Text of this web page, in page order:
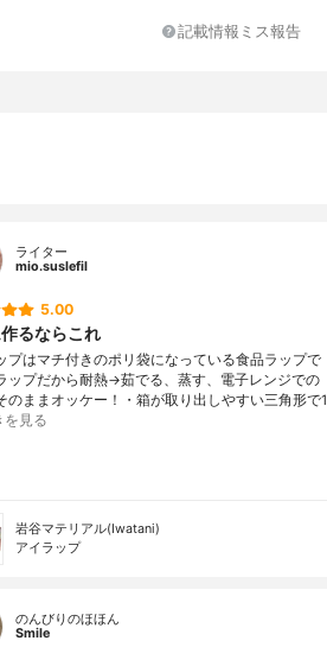
記載情報ミス報告
ライター
mio.suslefil
5.00
るならこれ
プはマチ付きのポリ袋になっている食品ラップで
ップだから耐熱→茹でる、蒸す、電子レンジでの
のままオッケー！・箱が取り出しやすい三角形で1
を見る
岩谷マテリアル(Iwatani)
アイラップ
のんびりのほほん
Smile